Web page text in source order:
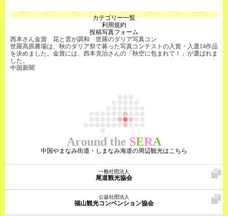
o
n
カテゴリー一覧
利用規約
投稿写真フォーム
西本さん金賞 花と雲が調和 世羅のダリア写真コン
世羅高原農場は、秋のダリア祭で募った写真コンテストの入賞・入選14作品
を決めました。金賞には、西本克治さんの「秋空に包まれて！」が選ばれま
した。
中国新聞
Around the SERA
中国やまなみ街道・しまなみ海道の周辺観光はこちら
一般社団法人
尾道観光協会
公益社団法人
福山観光コンベンション協会